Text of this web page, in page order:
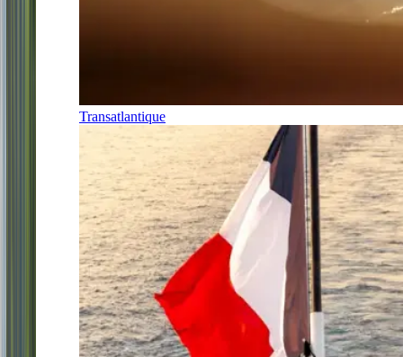
Transatlantique